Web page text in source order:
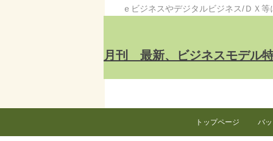
月刊 最新、ビジネスモデル
ｅビジネスやデジタルビジネス/ＤＸ
トップページ バ